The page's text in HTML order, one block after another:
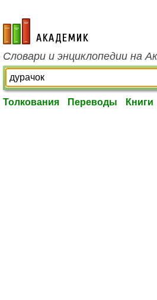
academic.ru
Словари и энциклопедии на
Толкования Переводы Книги